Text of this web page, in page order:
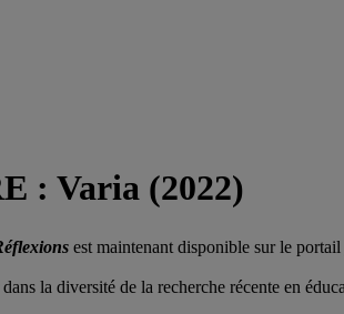
: Varia (2022)
est maintenant disponible sur le
la diversité de la recherche récente en